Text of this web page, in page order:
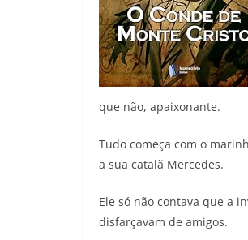
que não, apaixonante.
Tudo começa com o
a sua catalã Mercedes.
Ele só não contava que a
disfarçavam de amigos.